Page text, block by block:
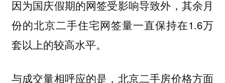
因为国庆假期的网签受影响导致外，其余月
份的北京二手住宅网签量一直保持在1.6万
套以上的较高水平。
与成交量相呼应的是，北京二手房价格方面